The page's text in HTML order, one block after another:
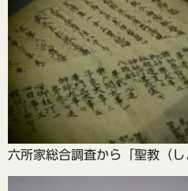
六所家総合調査から「聖教（し